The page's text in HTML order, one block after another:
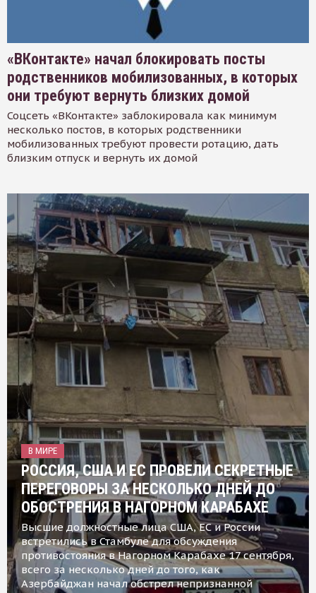
«ВКонтакте» начал блокировать посты
родственников мобилизованных, в которых
они требуют вернуть близких домой
Соцсеть «ВКонтакте» заблокировала как минимум
несколько постов, в которых родственники
мобилизованных требуют провести ротацию, дать
близким отпуск и вернуть их домой
В МИРЕ
РОССИЯ, США И ЕС ПРОВЕЛИ СЕКРЕТНЫЕ
ПЕРЕГОВОРЫ ЗА НЕСКОЛЬКО ДНЕЙ ДО
ОБОСТРЕНИЯ В НАГОРНОМ КАРАБАХЕ
Высшие должностные лица США, ЕС и России
встретились в Стамбуле для обсуждения
противостояния в Нагорном Карабахе 17 сентября,
всего за несколько дней до того, как
Азербайджан начал обстрел непризнанной